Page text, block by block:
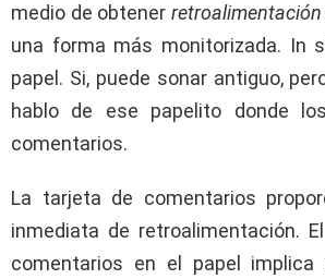
medio de obtener
una forma más monitorizada. In
papel. Si, puede sonar antiguo,
hablo de ese papelito donde
comentarios.
La tarjeta de comentarios
inmediata de retroalimentación.
comentarios en el papel implica